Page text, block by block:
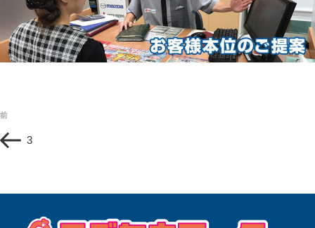
稿
ナ
ビ
シ
過
去
の
前
3